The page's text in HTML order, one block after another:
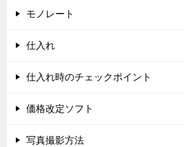
モノレート
仕入れ
仕入れ時のチェックポイント
価格改定ソフト
写真撮影方法